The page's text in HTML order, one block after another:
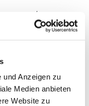
und Anzeigen zu
Medien anbieten
Website zu
unzureichend
Anteil von 33
Logik ein